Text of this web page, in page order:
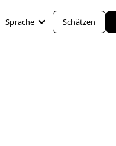
Sprache Schätzen